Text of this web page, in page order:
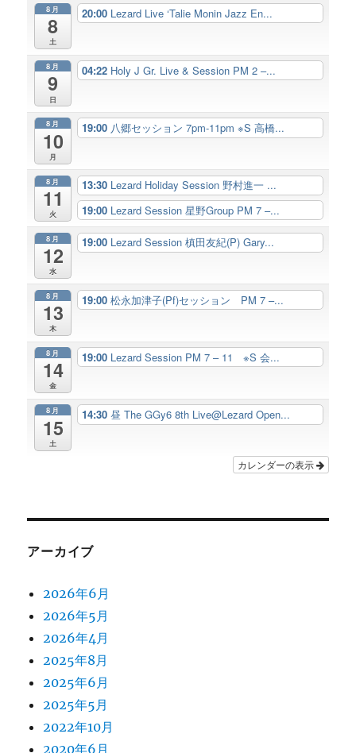
8月
8
土
20:00 Lezard Live ‘Talie Monin Jazz En...
8月
9
日
04:22 Holy J Gr. Live & Session PM 2 –...
8月
10
月
19:00 八郷セッション 7pm-11pm ※S 高橋...
8月
11
火
13:30 Lezard Holiday Session 野村進一 ...
19:00 Lezard Session 星野Group PM 7 –...
8月
12
水
19:00 Lezard Session 槙田友紀(P) Gary...
8月
13
木
19:00松永加津子(Pf)セッション PM 7 –...
8月
14
金
19:00 Lezard Session PM 7 – 11 ※S 会...
8月
15
土
14:30昼 The GGy6 8th Live@Lezard Open...
カレンダーの表示
アーカイブ
2026年6月
2026年5月
2026年4月
2025年8月
2025年6月
2025年5月
2022年10月
2020年6月